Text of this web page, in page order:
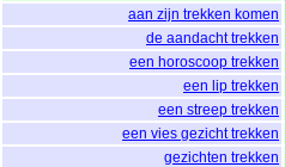
aan zijn trekken komen
de aandacht trekken
een horoscoop trekken
een lip trekken
een streep trekken
een vies gezicht trekken
gezichten trekken